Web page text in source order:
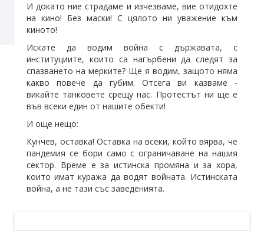
И докато ние страдаме и изчезваме, вие отидохте
на кино! Без маски! С цялото ни уважение към
киното!
Искате да водим война с държавата, с
институциите, които са нагърбени да следят за
спазването на мерките? Ще я водим, защото няма
какво повече да губим. Отсега ви казваме -
викайте танковете срещу нас. Протестът ни ще е
във всеки един от нашите обекти!
И още нещо:
Кунчев, оставка! Оставка на всеки, който вярва, че
пандемия се бори само с ограничаване на нашия
сектор. Време е за истинска промяна и за хора,
които имат куража да водят войната. Истинската
война, а не тази със заведенията.